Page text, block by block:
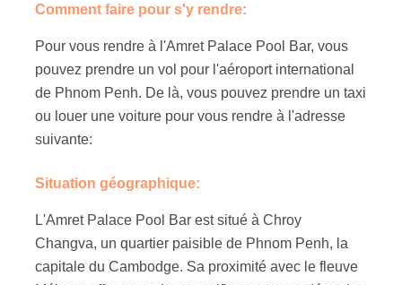
Comment faire pour s'y rendre:
Pour vous rendre à l'Amret Palace Pool Bar, vous
pouvez prendre un vol pour l'aéroport international
de Phnom Penh. De là, vous pouvez prendre un taxi
ou louer une voiture pour vous rendre à l'adresse
suivante:
Situation géographique:
L'Amret Palace Pool Bar est situé à Chroy
Changva, un quartier paisible de Phnom Penh, la
capitale du Cambodge. Sa proximité avec le fleuve